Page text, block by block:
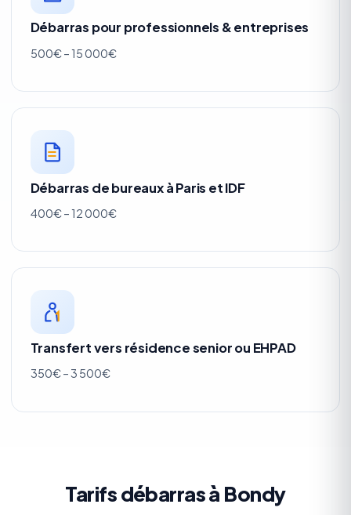
Débarras pour professionnels & entreprises
500€ – 15 000€
Débarras de bureaux à Paris et IDF
400€ – 12 000€
Transfert vers résidence senior ou EHPAD
350€ – 3 500€
Tarifs débarras à Bondy